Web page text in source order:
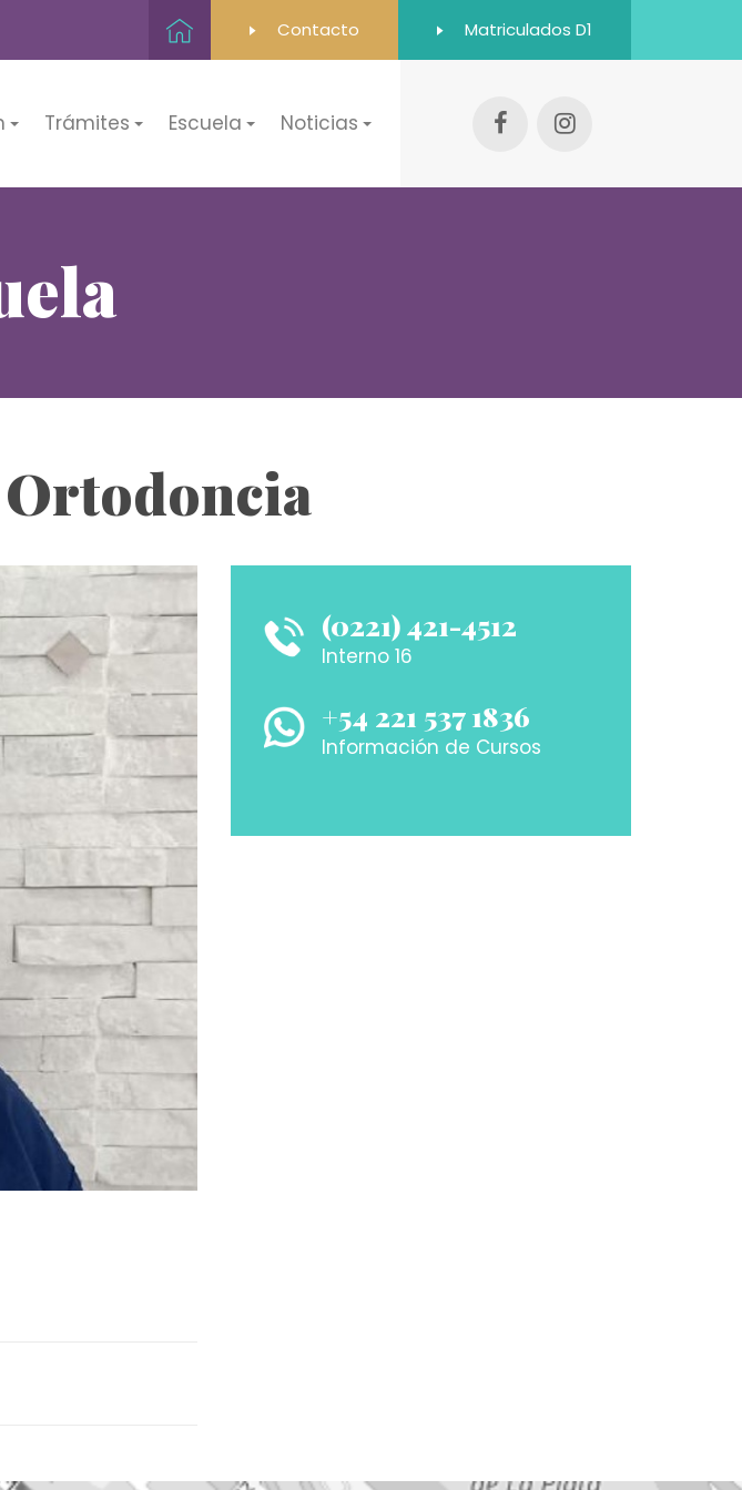
Contacto Matriculados D1
Trámites Escuela Noticias
(0221) 421-4512
Interno 16
+54 221 537 1836
Información de Cursos